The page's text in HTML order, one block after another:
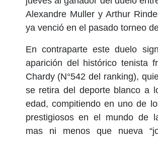
Alexandre Muller y Arthur
ya venció en el pasado torneo
En contraparte este duelo
aparición del histórico tenista
Chardy (N°542 del ranking),
se retira del deporte blanco a
edad, compitiendo en uno de
prestigiosos en el mundo de
mas ni menos que nueva